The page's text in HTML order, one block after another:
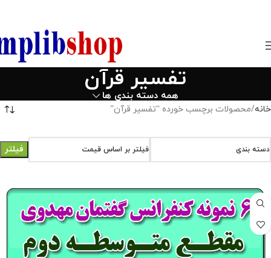
تفسیر قرآن
همه دسته بندی ها
خانه محصولات برچسب خورده “تفسیر قرآن”
دسته بندی فیلتر بر اساس قیمت فیلتر